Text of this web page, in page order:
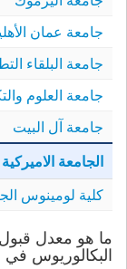
جامعة عمان
جامعة البلقاء
جامعة العلوم
جامعة آل البيت
الجامعة
كلية لومينوس
ما هو معدل قبول
البكالوريوس